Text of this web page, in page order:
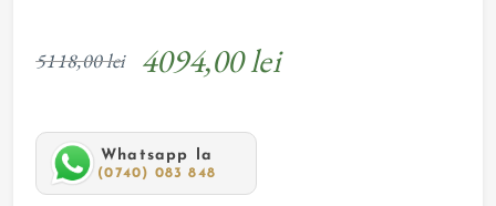
5118,00 lei 4094,00 lei
Whatsapp la
(0740) 083 848